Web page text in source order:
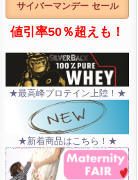
サイバーマンデー セール
値引率50％超えも！
★最高峰プロテイン上陸！★
★新着商品はこちら！★